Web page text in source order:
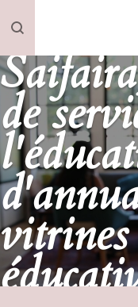
au
contenu
principal
de